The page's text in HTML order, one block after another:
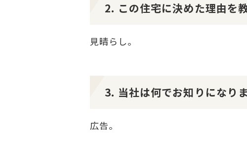
2. この住宅に決めた理由を
見晴らし。
3. 当社は何でお知りになり
広告。